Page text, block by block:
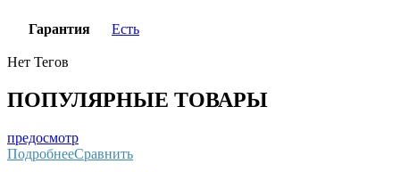
Гарантия Есть
Нет Тегов
ПОПУЛЯРНЫЕ ТОВАРЫ
предосмотр
ПодробнееСравнить